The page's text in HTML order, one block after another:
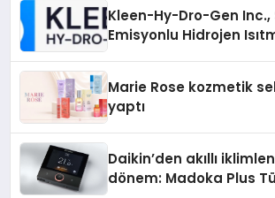
Kleen-Hy-Dro-Gen Inc.,
Emisyonlu Hidrojen
Marie Rose kozmetik
yaptı
Daikin’den akıllı
dönem: Madoka Plus